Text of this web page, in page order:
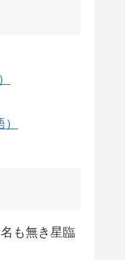
名も無き星臨